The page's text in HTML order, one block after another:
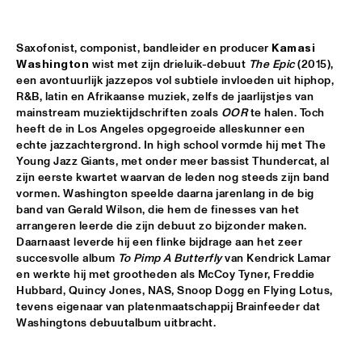
• 17:45
MADEIRA
JAMESZOO QUINTET • 17:45
DARLING
VINTAGE TROUBLE • 17:45
NILE
PANEL MUSIC & CIVIL RIGHTS WITH KAMASI WASHINGTON
AND CHRISTIAN SCOTT • 18:15
JAZZ CAFÉ
IDENTIKIT • 18:15
YENISEI
DIANA KRALL
Saxofonist, componist, bandleider en producer Kamasi
Washington wist met zijn drieluik-debuut The Epic (2015),
een avontuurlijk jazzepos vol subtiele invloeden uit hiphop,
R&B, latin en Afrikaanse muziek, zelfs de jaarlijstjes van
mainstream muziektijdschriften zoals OOR te halen. Toch
heeft de in Los Angeles opgegroeide alleskunner een
echte jazzachtergrond. In high school vormde hij met The
Young Jazz Giants, met onder meer bassist Thundercat, al
zijn eerste kwartet waarvan de leden nog steeds zijn band
vormen. Washington speelde daarna jarenlang in de big
band van Gerald Wilson, die hem de finesses van het
arrangeren leerde die zijn debuut zo bijzonder maken.
Daarnaast leverde hij een flinke bijdrage aan het zeer
succesvolle album To Pimp A Butterfly van Kendrick Lamar
en werkte hij met grootheden als McCoy Tyner, Freddie
Hubbard, Quincy Jones, NAS, Snoop Dogg en Flying Lotus,
tevens eigenaar van platenmaatschappij Brainfeeder dat
Washingtons debuutalbum uitbracht.